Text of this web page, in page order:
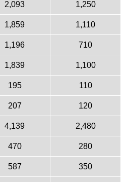
2,093 1,250
1,859 1,110
1,196 710
1,839 1,100
195 110
207 120
4,139 2,480
470 280
587 350